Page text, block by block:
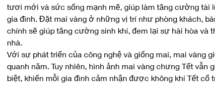
tươi mới và sức sống mạnh mẽ, giúp làm tăng cường tài
gia đình. Đặt mai vàng ở những vị trí như phòng khách,
chính sẽ giúp tăng cường sinh khí, đem lại sự hài hòa và
nhà.
Với sự phát triển của công nghệ và giống mai, mai vàng
quanh năm. Tuy nhiên, hình ảnh mai vàng chưng Tết vẫn
biệt, khiến mỗi gia đình cảm nhận được không khí Tết cổ